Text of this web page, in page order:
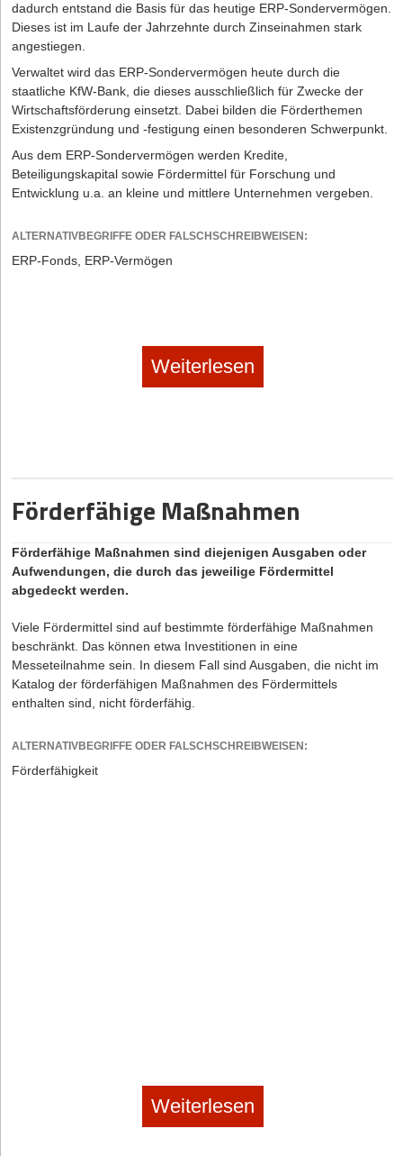
dadurch entstand die Basis für das heutige ERP-Sondervermögen.
Dieses ist im Laufe der Jahrzehnte durch Zinseinahmen stark
angestiegen.
Verwaltet wird das ERP-Sondervermögen heute durch die
staatliche KfW-Bank, die dieses ausschließlich für Zwecke der
Wirtschaftsförderung einsetzt. Dabei bilden die Förderthemen
Existenzgründung und -festigung einen besonderen Schwerpunkt.
Aus dem ERP-Sondervermögen werden Kredite,
Beteiligungskapital sowie Fördermittel für Forschung und
Entwicklung u.a. an kleine und mittlere Unternehmen vergeben.
ALTERNATIVBEGRIFFE ODER FALSCHSCHREIBWEISEN:
ERP-Fonds, ERP-Vermögen
Weiterlesen
Förderfähige Maßnahmen
Förderfähige Maßnahmen sind diejenigen Ausgaben oder
Aufwendungen, die durch das jeweilige Fördermittel
abgedeckt werden.
Viele Fördermittel sind auf bestimmte förderfähige Maßnahmen
beschränkt. Das können etwa Investitionen in eine
Messeteilnahme sein. In diesem Fall sind Ausgaben, die nicht im
Katalog der förderfähigen Maßnahmen des Fördermittels
enthalten sind, nicht förderfähig.
ALTERNATIVBEGRIFFE ODER FALSCHSCHREIBWEISEN:
Förderfähigkeit
Weiterlesen